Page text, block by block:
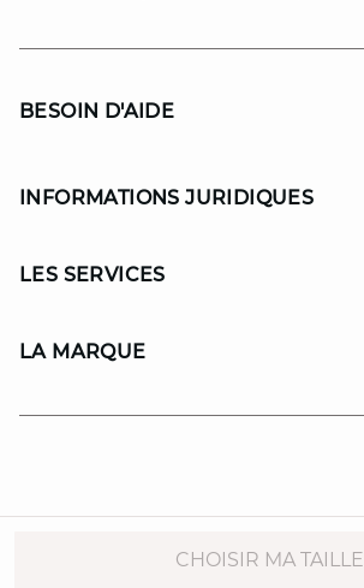
CHOISIR MA TAILLE
BESOIN D'AIDE
INFORMATIONS JURIDIQUES
LES SERVICES
LA MARQUE